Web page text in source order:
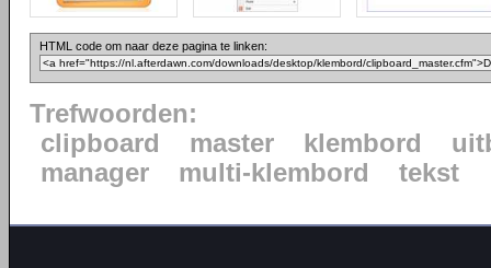
HTML code om naar deze pagina te linken:
Trefwoorden:
clipboard
master klembord
manager
multi-klembord tekst